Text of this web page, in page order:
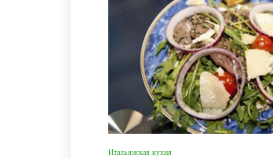
Итальянская кухня